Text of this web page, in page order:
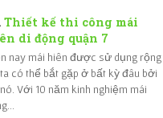
Thiết kế thi công mái
di động quận 7
nay mái hiên được sử dụng rộng
có thể bắt gặp ở bất kỳ đâu bởi
Với 10 năm kinh nghiệm mái